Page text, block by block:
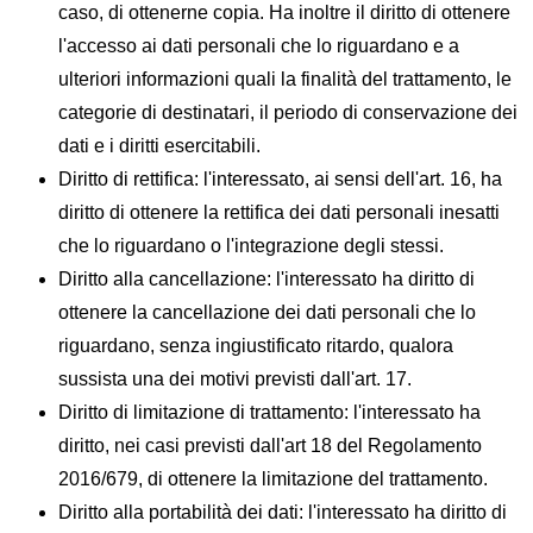
caso, di ottenerne copia. Ha inoltre il diritto di ottenere
l'accesso ai dati personali che lo riguardano e a
ulteriori informazioni quali la finalità del trattamento, le
categorie di destinatari, il periodo di conservazione dei
dati e i diritti esercitabili.
Diritto di rettifica: l'interessato, ai sensi dell'art. 16, ha
diritto di ottenere la rettifica dei dati personali inesatti
che lo riguardano o l'integrazione degli stessi.
Diritto alla cancellazione: l'interessato ha diritto di
ottenere la cancellazione dei dati personali che lo
riguardano, senza ingiustificato ritardo, qualora
sussista una dei motivi previsti dall'art. 17.
Diritto di limitazione di trattamento: l'interessato ha
diritto, nei casi previsti dall'art 18 del Regolamento
2016/679, di ottenere la limitazione del trattamento.
Diritto alla portabilità dei dati: l'interessato ha diritto di